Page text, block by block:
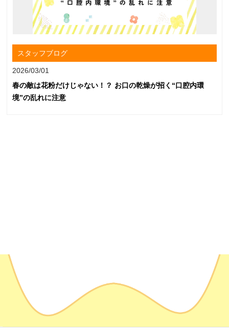
スタッフブログ
2026/03/01
春の敵は花粉だけじゃない！？ お口の乾燥が招く“口腔内環
境”の乱れに注意